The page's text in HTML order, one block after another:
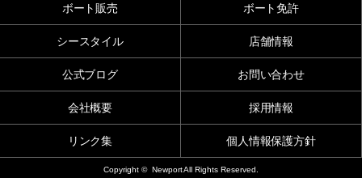
ボート販売 ボート免許
シースタイル 店舗情報
公式ブログ お問い合わせ
会社概要 採用情報
リンク集 個人情報保護方針
Copyright © Newport All Rights Reserved.